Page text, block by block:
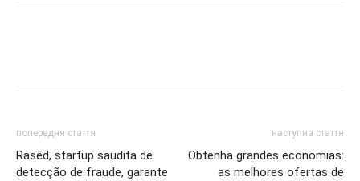
попередня стаття
Rasēd, startup saudita de
detecção de fraude, garante
наступна стаття
Obtenha grandes economias:
as melhores ofertas de